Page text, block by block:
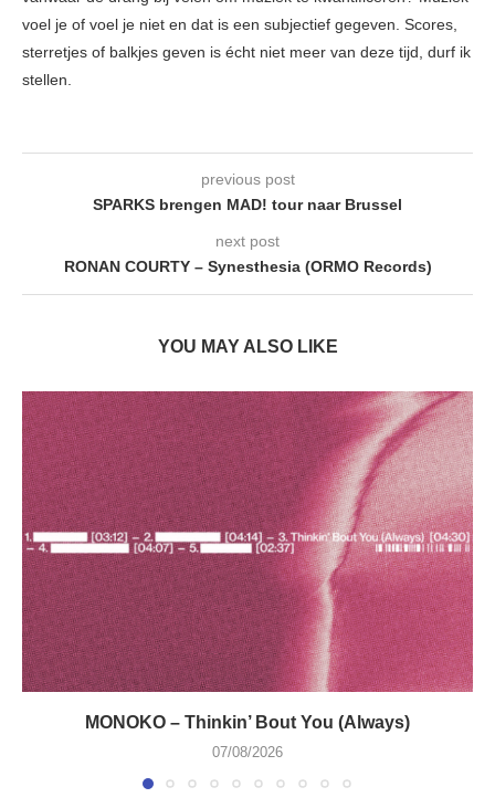
voel je of voel je niet en dat is een subjectief gegeven. Scores,
sterretjes of balkjes geven is écht niet meer van deze tijd, durf ik
stellen.
previous post
SPARKS brengen MAD! tour naar Brussel
next post
RONAN COURTY – Synesthesia (ORMO Records)
YOU MAY ALSO LIKE
MONOKO – Thinkin’ Bout You (Always)
07/08/2026